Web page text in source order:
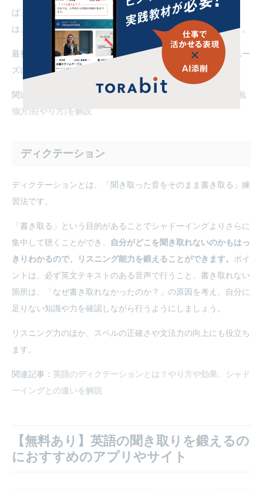
ば、ライティング力やスピーキング力も向上します。ポイント
は、すでにしっかり内容を理解した教材を何度も繰り返すこと。
最初はなかなかうまくできませんが、回数を重ねるうちにスムー
ズになり、リスニング力の向上が実感できます。
関連記事：
【初心者向け】シャドーイングとは？3つの効果と勉
強方法(やり方)を解説
ディクテーション
ディクテーションとは、「聞き取った音をそのまま書き取る」練
習法です。
「書き取る」という目的があることでシャドーイングよりさらに
集中して聴くことができ、
自分がどこを聞き取れないのかもはっ
きりわかるので、リスニング能力を鍛えることができます。 ポイ
ントは、必ず英文テキストのある音声で行うこと。書き取れない
箇所は、「なぜ書き取れなかったのか？」の原因を考え、自分に
足りない知識や力を確認しながら行うようにしましょう。
リスニング力のほか、スペルの正確さや文法力の向上にも役立ち
ます。
関連記事： 英語のディクテーションとは？やり方や効果、シャド
ーイングとの違いを解説
【無料あり】英語の聞き取りを鍛えるの
におすすめのアプリやサイト